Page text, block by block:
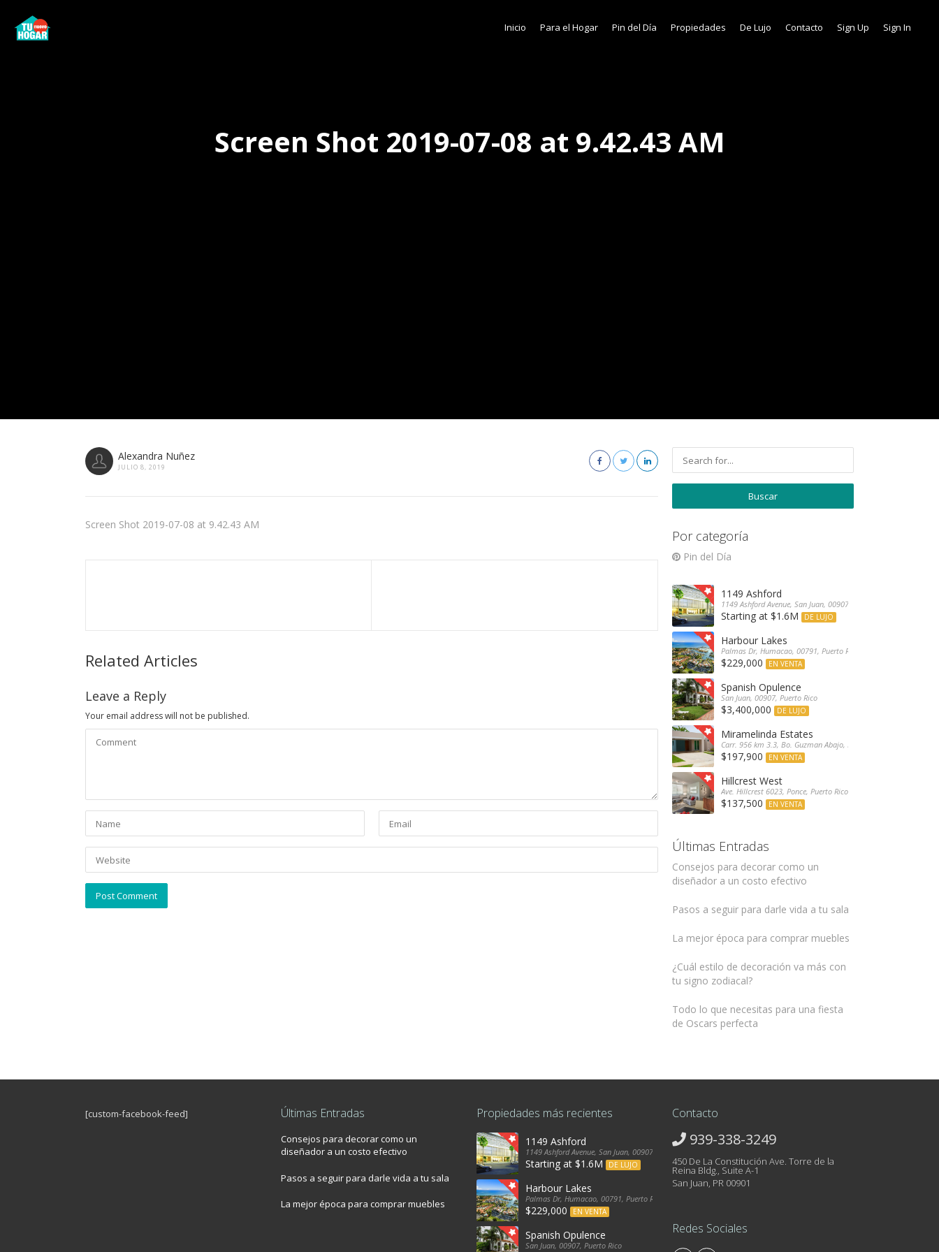
Screen Shot 2019-07-08 at 9.42.43 AM
Sign Up Sign In
Inicio Para el Hogar Pin del Día Propiedades De Lujo Contacto
Alexandra Nuñez
JULIO 8, 2019
Screen Shot 2019-07-08 at 9.42.43 AM
Related Articles
Leave a Reply
Your email address will not be published.
Por categoría
Pin del Día
1149 Ashford
1149 Ashford Avenue, San Juan, 00907, Puerto Rico
Starting at $1.6M DE LUJO
Harbour Lakes
Palmas Dr, Humacao, 00791, Puerto Rico
$229,000 EN VENTA
Spanish Opulence
San Juan, 00907, Puerto Rico
$3,400,000 DE LUJO
Miramelinda Estates
Carr. 956 km 3.3, Bo. Guzman Abajo, Río Grande, 00745, Puerto
$197,900 EN VENTA
Hillcrest West
Ave. Hillcrest 6023, Ponce, Puerto Rico
$137,500 EN VENTA
Últimas Entradas
Consejos para decorar como un
diseñador a un costo efectivo
Pasos a seguir para darle vida a tu sala
La mejor época para comprar muebles
¿Cuál estilo de decoración va más con
tu signo zodiacal?
Todo lo que necesitas para una fiesta
de Oscars perfecta
[custom-facebook-feed] Últimas Entradas
Consejos para decorar como un
diseñador a un costo efectivo
Pasos a seguir para darle vida a tu sala
La mejor época para comprar muebles
Propiedades más recientes
1149 Ashford
1149 Ashford Avenue, San Juan, 00907, Puerto Rico
Starting at $1.6M DE LUJO
Harbour Lakes
Palmas Dr, Humacao, 00791, Puerto Rico
$229,000 EN VENTA
Spanish Opulence
San Juan, 00907, Puerto Rico
Contacto
939-338-3249
450 De La Constitución Ave. Torre de la
Reina Bldg., Suite A-1
San Juan, PR 00901
Redes Sociales